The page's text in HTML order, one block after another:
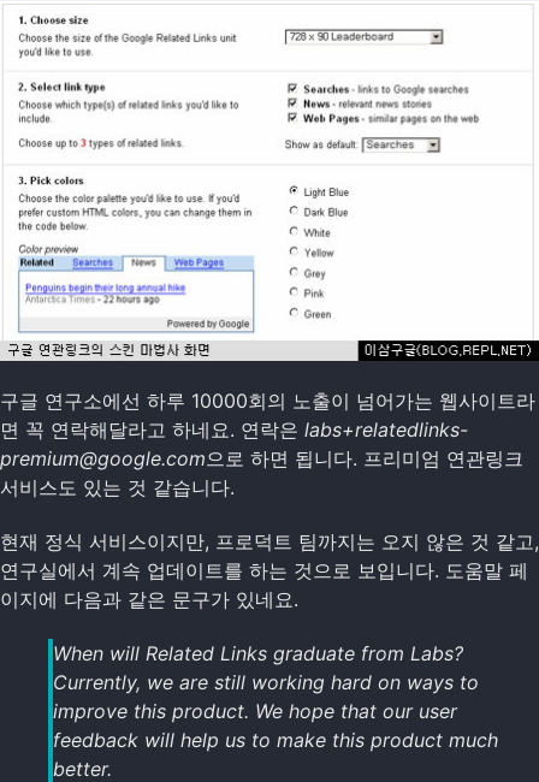
구글 연구소에선 하루 10000회의 노출이 넘어가는 웹사이트라
면 꼭 연락해달라고 하네요. 연락은 labs+relatedlinks-
premium@google.com으로 하면 됩니다. 프리미엄 연관링크
서비스도 있는 것 같습니다.
현재 정식 서비스이지만, 프로덕트 팀까지는 오지 않은 것 같고,
연구실에서 계속 업데이트를 하는 것으로 보입니다. 도움말 페
이지에 다음과 같은 문구가 있네요.
When will Related Links graduate from Labs?
Currently, we are still working hard on ways to
improve this product. We hope that our user
feedback will help us to make this product much
better.